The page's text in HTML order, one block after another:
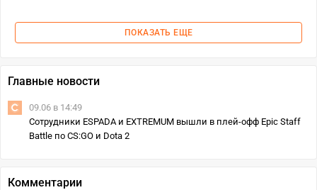
ПОКАЗАТЬ ЕЩЕ
Главные новости
09.06 в 14:49
Сотрудники ESPADA и EXTREMUM вышли в плей-офф Epic Staff
Battle по CS:GO и Dota 2
Комментарии